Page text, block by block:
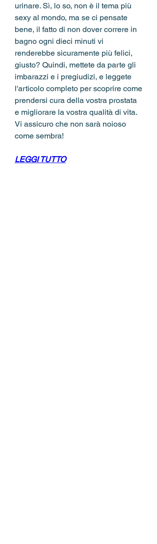
urinare. Sì, lo so, non è il tema più
sexy al mondo, ma se ci pensate
bene, il fatto di non dover correre in
bagno ogni dieci minuti vi
renderebbe sicuramente più felici,
giusto? Quindi, mettete da parte gli
imbarazzi e i pregiudizi, e leggete
l'articolo completo per scoprire come
prendersi cura della vostra prostata
e migliorare la vostra qualità di vita.
Vi assicuro che non sarà noioso
come sembra!
LEGGI TUTTO